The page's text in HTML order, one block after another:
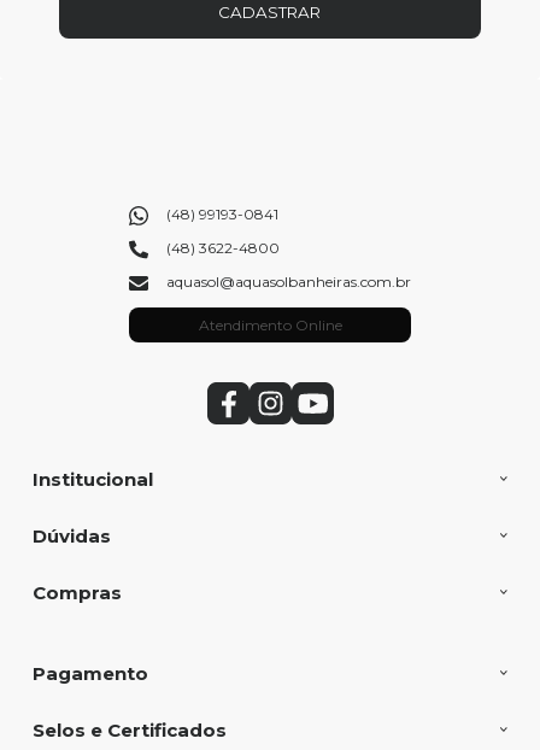
CADASTRAR
Institucional
Dúvidas
Compras
(48) 99193-0841
(48) 3622-4800
aquasol@aquasolbanheiras.com.br
Atendimento Online
Pagamento
Selos e Certificados